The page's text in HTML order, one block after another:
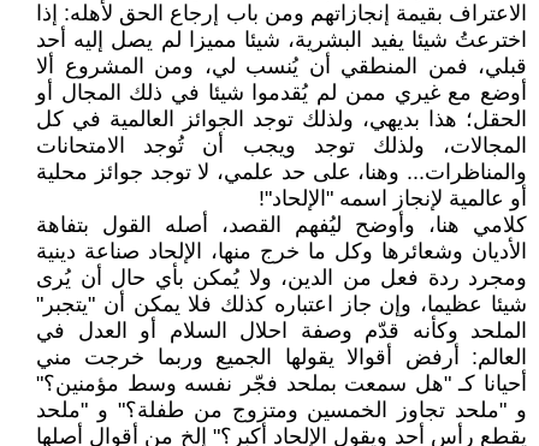
الاعتراف بقيمة إنجازاتهم ومن باب إرجاع الحق لأهله: إذا
اخترعتُ شيئا يفيد البشرية، شيئا مميزا لم يصل إليه أحد
قبلي، فمن المنطقي أن يُنسب لي، ومن المشروع ألا
أوضع مع غيري ممن لم يُقدموا شيئا في ذلك المجال أو
الحقل؛ هذا بديهي، ولذلك توجد الجوائز العالمية في كل
المجالات، ولذلك توجد ويجب أن تُوجد الامتحانات
والمناظرات... وهنا، على حد علمي، لا توجد جوائز محلية
أو عالمية لإنجاز اسمه "الإلحاد"!
كلامي هنا، وأوضح ليُفهم القصد، أصله القول بتفاهة
الأديان وشعائرها وكل ما خرج منها، الإلحاد صناعة دينية
ومجرد ردة فعل من الدين، ولا يُمكن بأي حال أن يُرى
شيئا عظيما، وإن جاز اعتباره كذلك فلا يمكن أن "يتجبر"
الملحد وكأنه قدّم وصفة احلال السلام أو العدل في
العالم: أرفض أقوالا يقولها الجميع وربما خرجت مني
أحيانا كـ "هل سمعت بملحد فجّر نفسه وسط مؤمنين؟"
و "ملحد تجاوز الخمسين ومتزوج من طفلة؟" و "ملحد
يقطع رأس أحد ويقول الإلحاد أكبر؟" إلخ من أقوال أصلها